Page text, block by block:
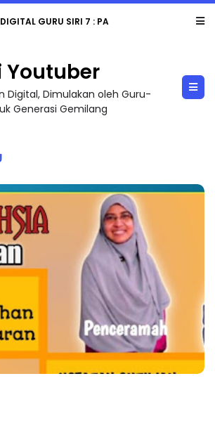
LENSA PENDIDIKAN - FLeP) 2026
Digital, Dimulakan oleh Guru-
Generasi Gemilang